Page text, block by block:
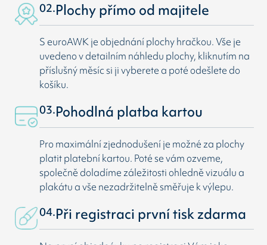
02.Plochy přímo od majitele
S euroAWK je objednání plochy hračkou. Vše je
uvedeno v detailním náhledu plochy, kliknutím na
příslušný měsíc si ji vyberete a poté odešlete do
košíku.
03.Pohodlná platba kartou
Pro maximální zjednodušení je možné za plochy
platit platební kartou. Poté se vám ozveme,
společně doladíme záležitosti ohledně vizuálu a
plakátu a vše nezadržitelně směřuje k výlepu.
04.Při registraci první tisk zdarma